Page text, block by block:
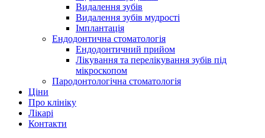
Видалення зубів
Видалення зубів мудрості
Імплантація
Ендодонтична стоматологія
Ендодонтичний прийом
Лікування та перелікування зубів під
мікроскопом
Пародонтологічна стоматологія
Ціни
Про клініку
Лікарі
Контакти